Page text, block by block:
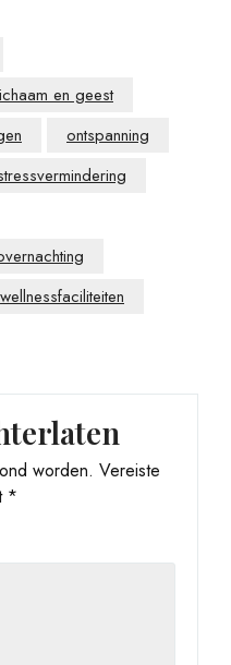
en geest
ontspanning
wellnessfaciliteiten
worden. Vereiste
*